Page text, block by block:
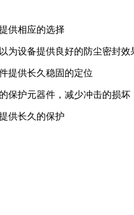
供相应的选择
为设备提供良好的防尘密封效
提供长久稳固的定位
保护元器件，减少冲击的损坏
供长久的保护